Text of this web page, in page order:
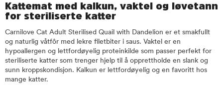
Kattemat med kalkun, vaktel og løvetann
for steriliserte katter
Carnilove Cat Adult Sterilised Quail with Dandelion er et smakfullt
og naturlig våtfôr med lekre filetbiter i saus. Vaktel er en
hypoallergen og lettfordøyelig proteinkilde som passer perfekt for
steriliserte katter som trenger hjelp til å opprettholde en slank og
sunn kroppskondisjon. Kalkun er lettfordøyelig og en favoritt hos
mange katter.